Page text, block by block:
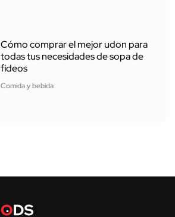
Cómo comprar el mejor udon para
todas tus necesidades de sopa de
fideos
Comida y bebida